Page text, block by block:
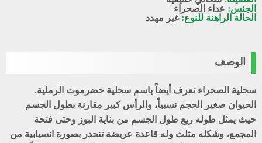
الجنس: عداء الصحراء
الحالة الراهنة للنوع:غير مهدد
الوصف
سحلية الصحراء تعرف أيضاً باسم سحلية حضرموت الرملية.
الحيوان صغير الحجم نسبياً، والرأس كبير مقارنة بطول الجسم
حيث يمثل طوله ربع طول الجسم من بناية البوز وحتى فتحة
المجمع، وشكله مثلث وله قاعدة عريضة تنحدر بصورة انسيابية من